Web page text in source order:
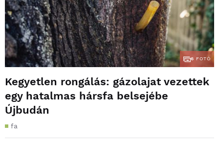
6 FOTÓ
Kegyetlen rongálás: gázolajat vezettek
egy hatalmas hársfa belsejébe
Újbudán
fa